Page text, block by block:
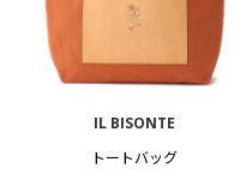
IL BISONTE
トートバッグ